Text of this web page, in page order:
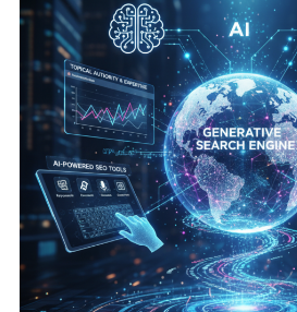
搜尋的三大變化：從關鍵
企業行銷應對建議
品牌思維轉換
未來搜尋生態的三個新機
讓 AI 記得你的品牌，而
中小企業數位轉型領導